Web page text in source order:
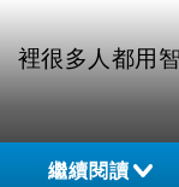
很多人都用
『生命』來暢
繼續閱讀